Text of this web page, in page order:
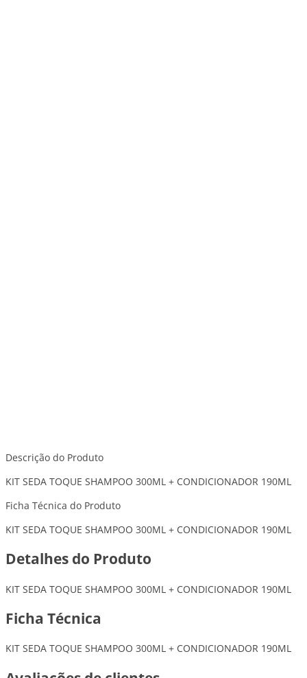
Descrição do Produto
KIT SEDA TOQUE SHAMPOO 300ML + CONDICIONADOR 190ML
Ficha Técnica do Produto
KIT SEDA TOQUE SHAMPOO 300ML + CONDICIONADOR 190ML
Detalhes do Produto
KIT SEDA TOQUE SHAMPOO 300ML + CONDICIONADOR 190ML
Ficha Técnica
KIT SEDA TOQUE SHAMPOO 300ML + CONDICIONADOR 190ML